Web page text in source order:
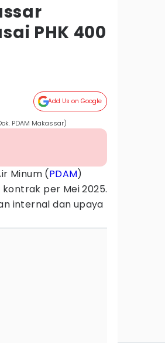
PHK 400
Add Us on Google
PDAM Makassar)
Minum (PDAM)
per Mei 2025.
internal dan upaya